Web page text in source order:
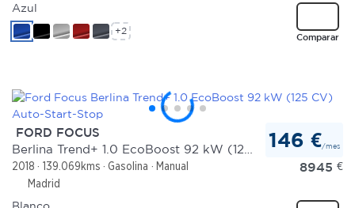
Comparar
Azul
+2
FORD FOCUS
Berlina Trend+ 1.0 EcoBoost 92 kW (125 CV) Auto-Start-Stop
2018 139.069kms Gasolina
Manual
Madrid
146 €/mes
8945 €